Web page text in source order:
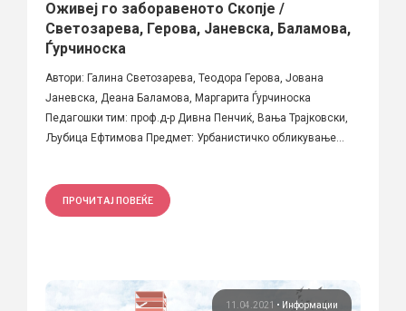
Оживеј го заборавеното Скопје /
Светозарева, Герова, Јаневска, Баламова,
Ѓурчиноска
Автори: Галина Светозарева, Теодора Герова, Јована
Јаневска, Деана Баламова, Маргаритa Ѓурчиноска
Педагошки тим: проф.д-р Дивна Пенчиќ, Вања Трајковски,
Љубица Ефтимова Предмет: Урбанистичко обликување...
ПРОЧИТАЈ ПОВЕЌЕ
11.04.2021 • Информации